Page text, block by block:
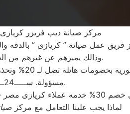
مركز صيانة ديب فريزر كريازى التجمع
فريق عمل صيانة ” كريازى ”
وذالك يميزهم عن غيرهم من الفنيين الخاصين بشركات أخري.
20% وتحذر الشركة من التعامل مع اي ارقام اخري غير الرقم الموحد
مسؤولة. ســـــ24ـــــاعة في خدمتك.
مصر · الخط الساخن
لماذا يجب علينا التعامل مع مركز